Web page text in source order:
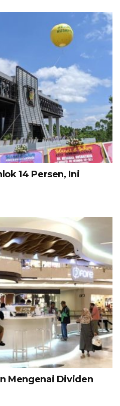
14 Persen, Ini
Mengenai Dividen